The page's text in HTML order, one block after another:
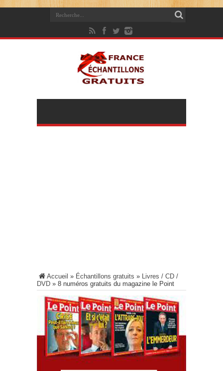
Accueil » Échantillons gratuits » Livres / CD /
DVD » 8 numéros gratuits du magazine le Point